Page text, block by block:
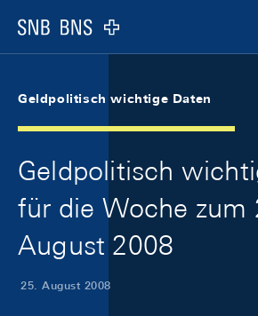
Logo
Geldpolitisch wichtige Daten
Geldpolitisch
für die Woche zum
August 2008
25. August 2008